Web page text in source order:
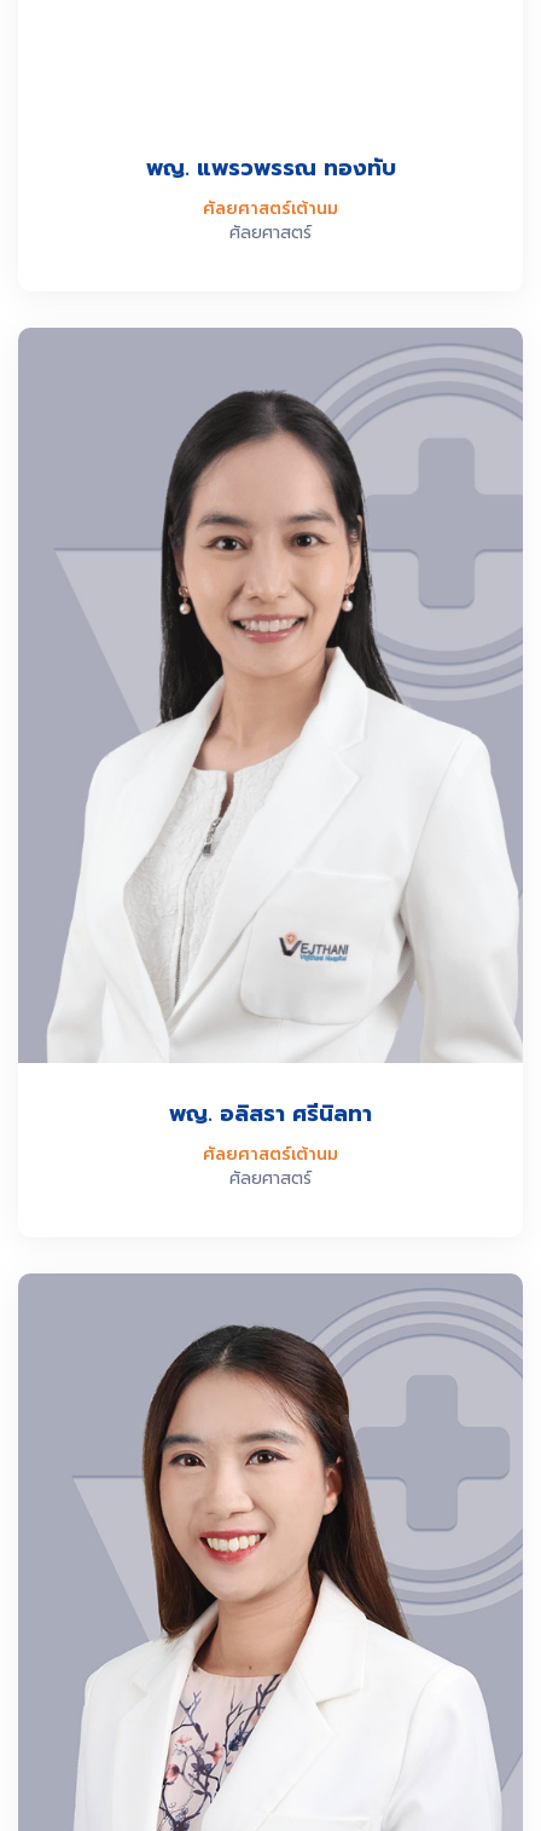
พญ. แพรวพรรณ ทองทับ
ศัลยศาสตร์เต้านม
ศัลยศาสตร์
พญ. อลิสรา ศรีนิลทา
ศัลยศาสตร์เต้านม
ศัลยศาสตร์